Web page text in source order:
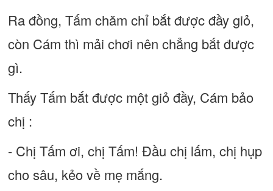
Ra đồng, Tấm chăm chỉ bắt được đầy giỏ,
còn Cám thì mải chơi nên chẳng bắt được
gì.
Thấy Tấm bắt được một giỏ đầy, Cám bảo
chị :
- Chị Tấm ơi, chị Tấm! Đầu chị lấm, chị hụp
cho sâu, kẻo về mẹ mắng.